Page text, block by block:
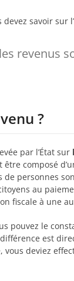
savoir sur
revenus
?
par l’État sur
composé
personnes
au
fiscale à une
pouvez le
est
deviez